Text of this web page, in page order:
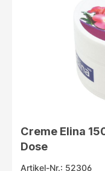
Creme Elina
Dose
Artikel-Nr.: 52306